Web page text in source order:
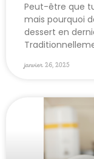
Peut-être que
mais pourquoi
dessert en
janvier 26, 2025